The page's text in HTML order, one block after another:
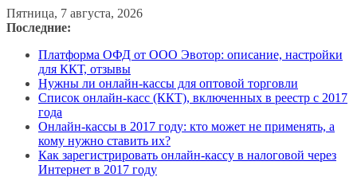
Перейти
к
Пятница, 7 августа, 2026
Последние:
Платформа ОФД от ООО Эвотор: описание, настройки
для ККТ, отзывы
Нужны ли онлайн-кассы для оптовой торговли
Список онлайн-касс (ККТ), включенных в реестр с 2017
года
Онлайн-кассы в 2017 году: кто может не применять, а
кому нужно ставить их?
Как зарегистрировать онлайн-кассу в налоговой через
Интернет в 2017 году